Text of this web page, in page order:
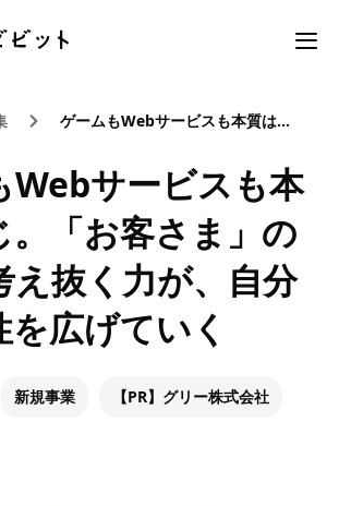
ゲームもWebサービスも本質は同じ。「お客さま」のことを考え抜く力が、自分の可能性を広げていく
Webサービスも本
。「お客さま」の
え抜く力が、自分
広げていく
新規事業 【PR】グリー株式会社